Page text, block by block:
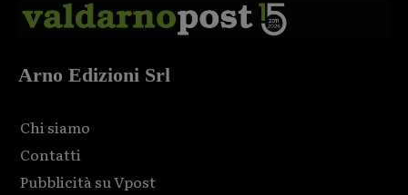
Arno Edizioni Srl
Chi siamo
Contatti
Pubblicità su Vpost